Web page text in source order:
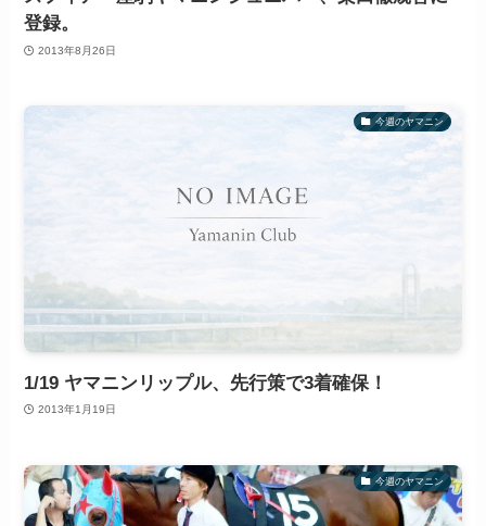
登録。
2013年8月26日
今週のヤマニン
1/19 ヤマニンリップル、先行策で3着確保！
2013年1月19日
今週のヤマニン